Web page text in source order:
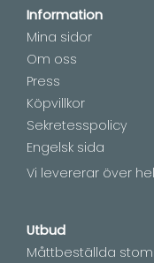
Information
Mina sidor
Om oss
Press
Köpvillkor
Sekretesspolicy
Engelsk sida
Vi levererar över
Utbud
Måttbeställda